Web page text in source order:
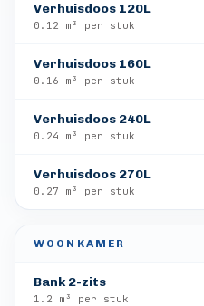
Verhuisdoos 120L
0.12 m³ per stuk
Verhuisdoos 160L
0.16 m³ per stuk
Verhuisdoos 240L
0.24 m³ per stuk
Verhuisdoos 270L
0.27 m³ per stuk
WOONKAMER
Bank 2-zits
1.2 m³ per stuk